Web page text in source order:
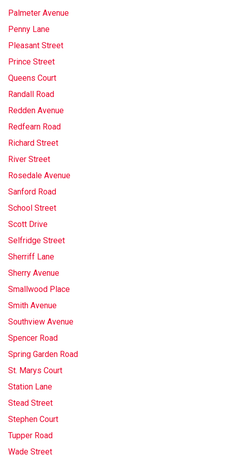
Palmeter Avenue
Penny Lane
Pleasant Street
Prince Street
Queens Court
Randall Road
Redden Avenue
Redfearn Road
Richard Street
River Street
Rosedale Avenue
Sanford Road
School Street
Scott Drive
Selfridge Street
Sherriff Lane
Sherry Avenue
Smallwood Place
Smith Avenue
Southview Avenue
Spencer Road
Spring Garden Road
St. Marys Court
Station Lane
Stead Street
Stephen Court
Tupper Road
Wade Street